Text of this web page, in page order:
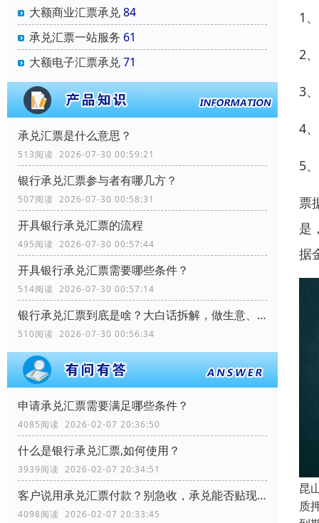
大额商业汇票承兑84
承兑汇票一站服务 61
大额电子汇票承兑71
承兑汇票是什么意思？
513阅读 2026-07-30 00:59:21
银行承兑汇票参与者有哪几方？
507阅读 2026-07-30 00:58:31
开具银行承兑汇票的流程
495阅读 2026-07-30 00:57:44
开具银行承兑汇票需要哪些条件？
514阅读 2026-07-30 00:57:14
银行承兑汇票到底是啥？大白话拆解，做生意、理财都能用
510阅读 2026-07-30 00:56:34
申请承兑汇票需要满足哪些条件？
4085阅读 2026-02-07 20:36:50
什么是银行承兑汇票,如何使用？
3939阅读 2026-02-07 20:34:51
客户说用承兑汇票付款？别急收，承兑能否贴现？关键看这几个细节
4098阅读 2026-02-07 20:33:45
1
2
3
4
5
票
是
据
昆
质